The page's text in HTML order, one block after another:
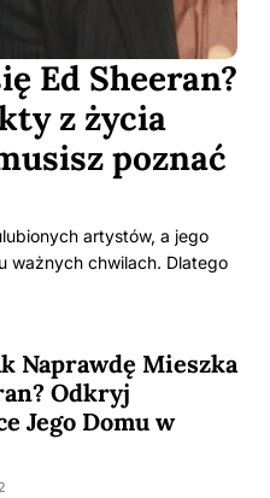
Ed Sheeran?
z życia
poznać
artystów, a jego
ważnych chwilach. Dlatego
Naprawdę Mieszka
Odkryj
Jego Domu w